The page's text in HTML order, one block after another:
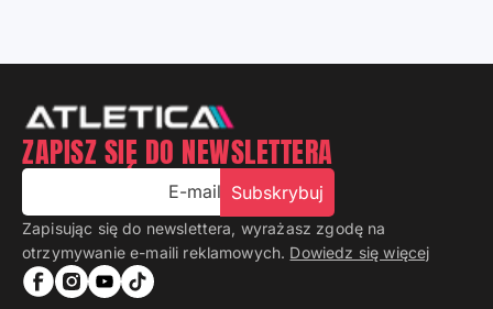
ZAPISZ SIĘ DO NEWSLETTERA
E-mail Subskrybuj
Zapisując się do newslettera, wyrażasz zgodę na
otrzymywanie e-maili reklamowych. Dowiedz się więcej